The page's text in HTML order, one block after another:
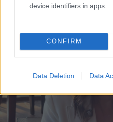
device identifiers in apps.
CONFIRM
Data Deletion Data